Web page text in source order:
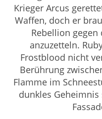
Krieger Arcus
Waffen, doch er
Rebellion
anzuzetteln.
Frostblood nicht
Berührung
Flamme im
dunkles Geheimnis